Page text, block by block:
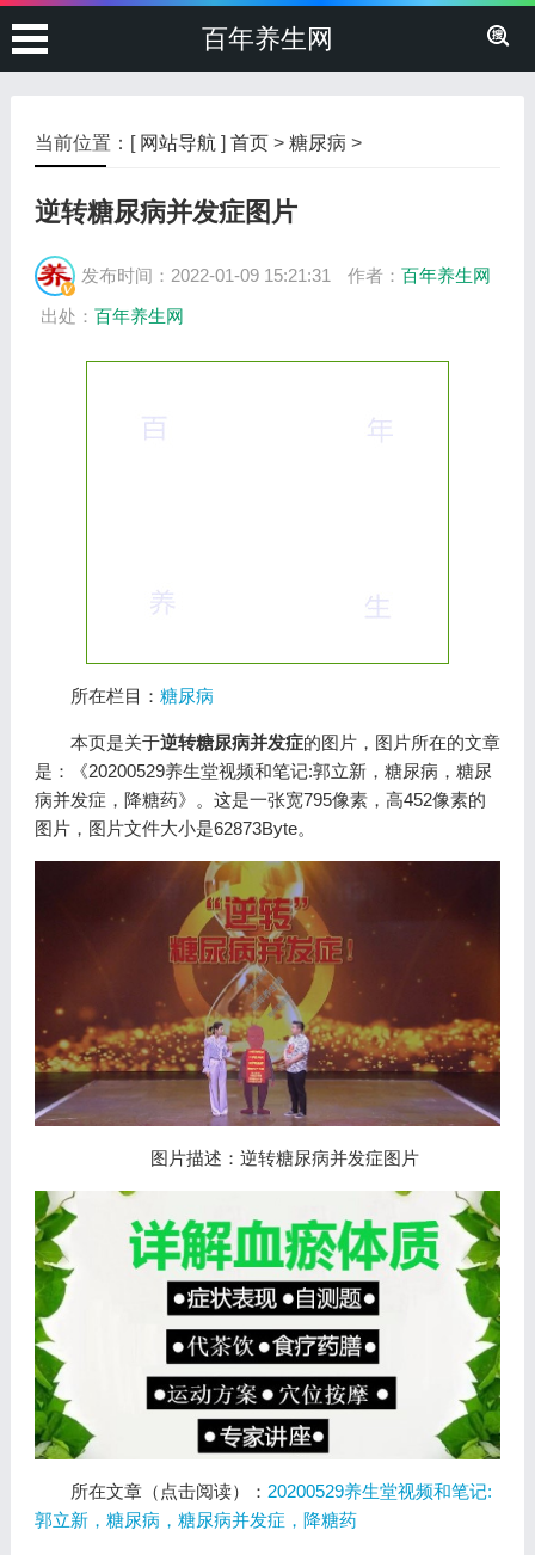
百年养生网
当前位置：[ 网站导航 ] 首页> 糖尿病 >
逆转糖尿病并发症图片
发布时间：2022-01-09 15:21:31 作者： 百年养生网
出处： 百年养生网
所在栏目： 糖尿病
本页是关于逆转糖尿病并发症的图片，图片所在的文章
是：《20200529养生堂视频和笔记:郭立新，糖尿病，糖尿
病并发症，降糖药》。这是一张宽795像素，高452像素的
图片，图片文件大小是62873Byte。
图片描述：逆转糖尿病并发症图片
所在文章（点击阅读）： 20200529养生堂视频和笔记:
郭立新，糖尿病，糖尿病并发症，降糖药